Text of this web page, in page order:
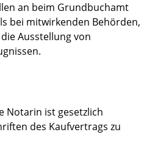
an beim Grundbuchamt
bei mitwirkenden Behörden,
Ausstellung von
Notarin ist gesetzlich
des Kaufvertrags zu